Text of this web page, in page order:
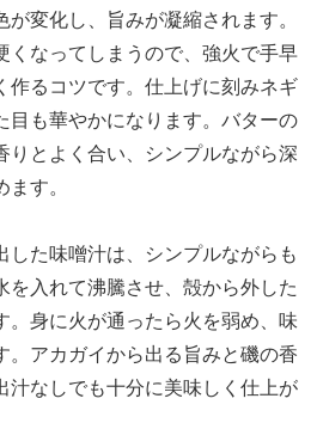
変化し、旨みが凝縮されます。
くなってしまうので、強火で手早
作るコツです。仕上げに刻みネギ
目も華やかになります。バターの
りとよく合い、シンプルながら深
す。
した味噌汁は、シンプルながらも
を入れて沸騰させ、殻から外した
。身に火が通ったら火を弱め、味
。アカガイから出る旨みと磯の香
汁なしでも十分に美味しく仕上が